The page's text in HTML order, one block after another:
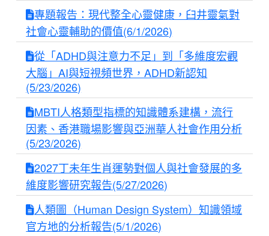
專題報告：現代整全心靈健康，臼井靈氣對
社會心靈輔助的價值(6/1/2026)
從「ADHD與注意力不足」到「多維度宏觀
大腦」AI與短視頻世界，ADHD新認知
(5/23/2026)
MBTI人格類型指標的知識體系建構，流行
因素、香港職場影響與亞洲華人社會作用分析
(5/23/2026)
2027丁未年生肖運勢對個人與社會發展的多
維度影響研究報告(5/27/2026)
人類圖（Human Design System）知識領域
官方地的分析報告(5/1/2026)